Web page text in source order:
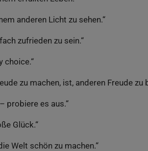
anderen Licht zu sehen.“
zufrieden zu sein.“
choice.“
zu machen, ist, anderen Freude zu
probiere es aus.“
Glück.“
Welt schön zu machen.“